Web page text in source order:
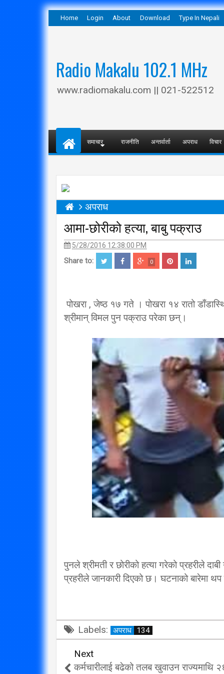
Home Login About Download Type In Nepali
Radio Makalu 102.1 MHz
www.radiomakalu.com || 021-522512
समाचार राजनीति अन्तर्वार्ता अपराध विचार
अपराध
आमा-छोरीको हत्या, बाबु पक्राउ
5/28/2016 12:38:00 PM
Share to: 0
पोखरा , जेष्ठ १७ गते । पोखरा १४ रातो
श्रीमान् विमल पुन पक्राउ परेका छन्।
पुनले श्रीमती र छोरीको हत्या गरेको प्रहरीले
प्रहरीले जानकारी दिएको छ। घटनाको बारेमा
Labels: अपराध 134
Next
कर्मचारीलाई बढेको तलब खुवाउन राज्यमाथि